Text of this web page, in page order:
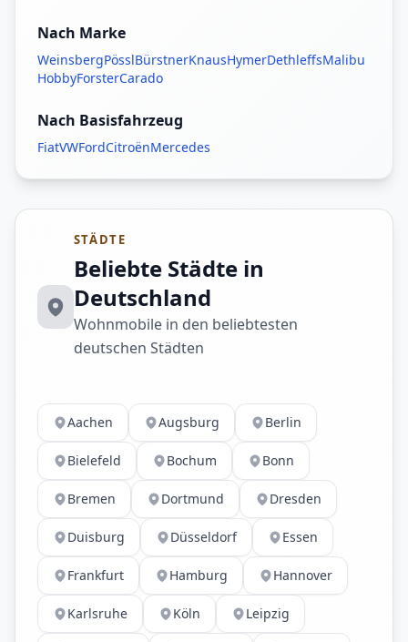
Nach Marke
WeinsbergPösslBürstnerKnausHymerDethleffsMalibu
HobbyForsterCarado
Nach Basisfahrzeug
FiatVWFordCitroënMercedes
STÄDTE
Beliebte Städte in
Deutschland
Wohnmobile in den beliebtesten
deutschen Städten
Aachen Augsburg Berlin
Bielefeld Bochum Bonn
Bremen Dortmund Dresden
Duisburg Düsseldorf Essen
Frankfurt Hamburg Hannover
Karlsruhe Köln Leipzig